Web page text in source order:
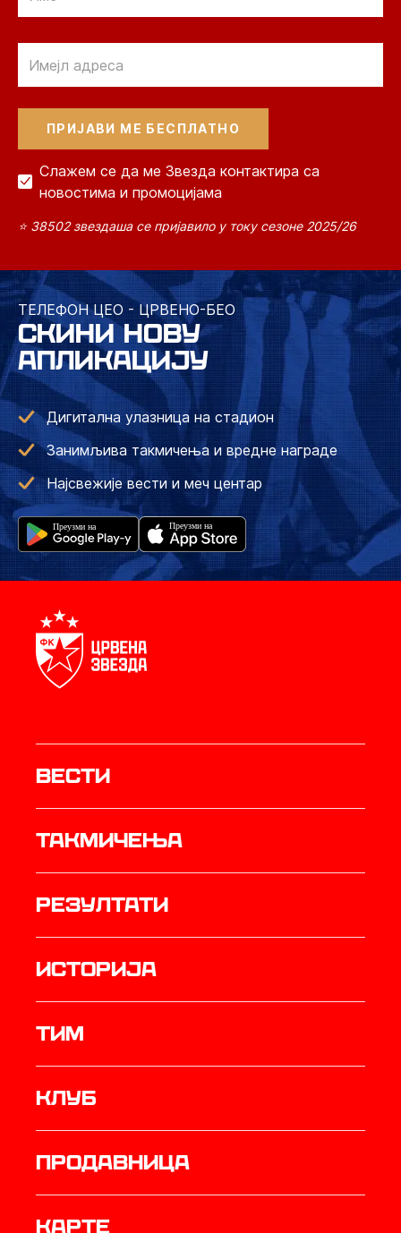
Слажем се да ме Звезда контактира са
новостима и промоцијама
⭐ 38502 звездаша се пријавило у току сезоне 2025/26
ТЕЛЕФОН ЦЕО - ЦРВЕНО-БЕО
СКИНИ НОВУ
АПЛИКАЦИЈУ
Дигитална улазница на стадион
Занимљива такмичења и вредне награде
Најсвежије вести и меч центар
Вести
Такмичења
резултати
историја
ТИМ
Клуб
продавница
Карте